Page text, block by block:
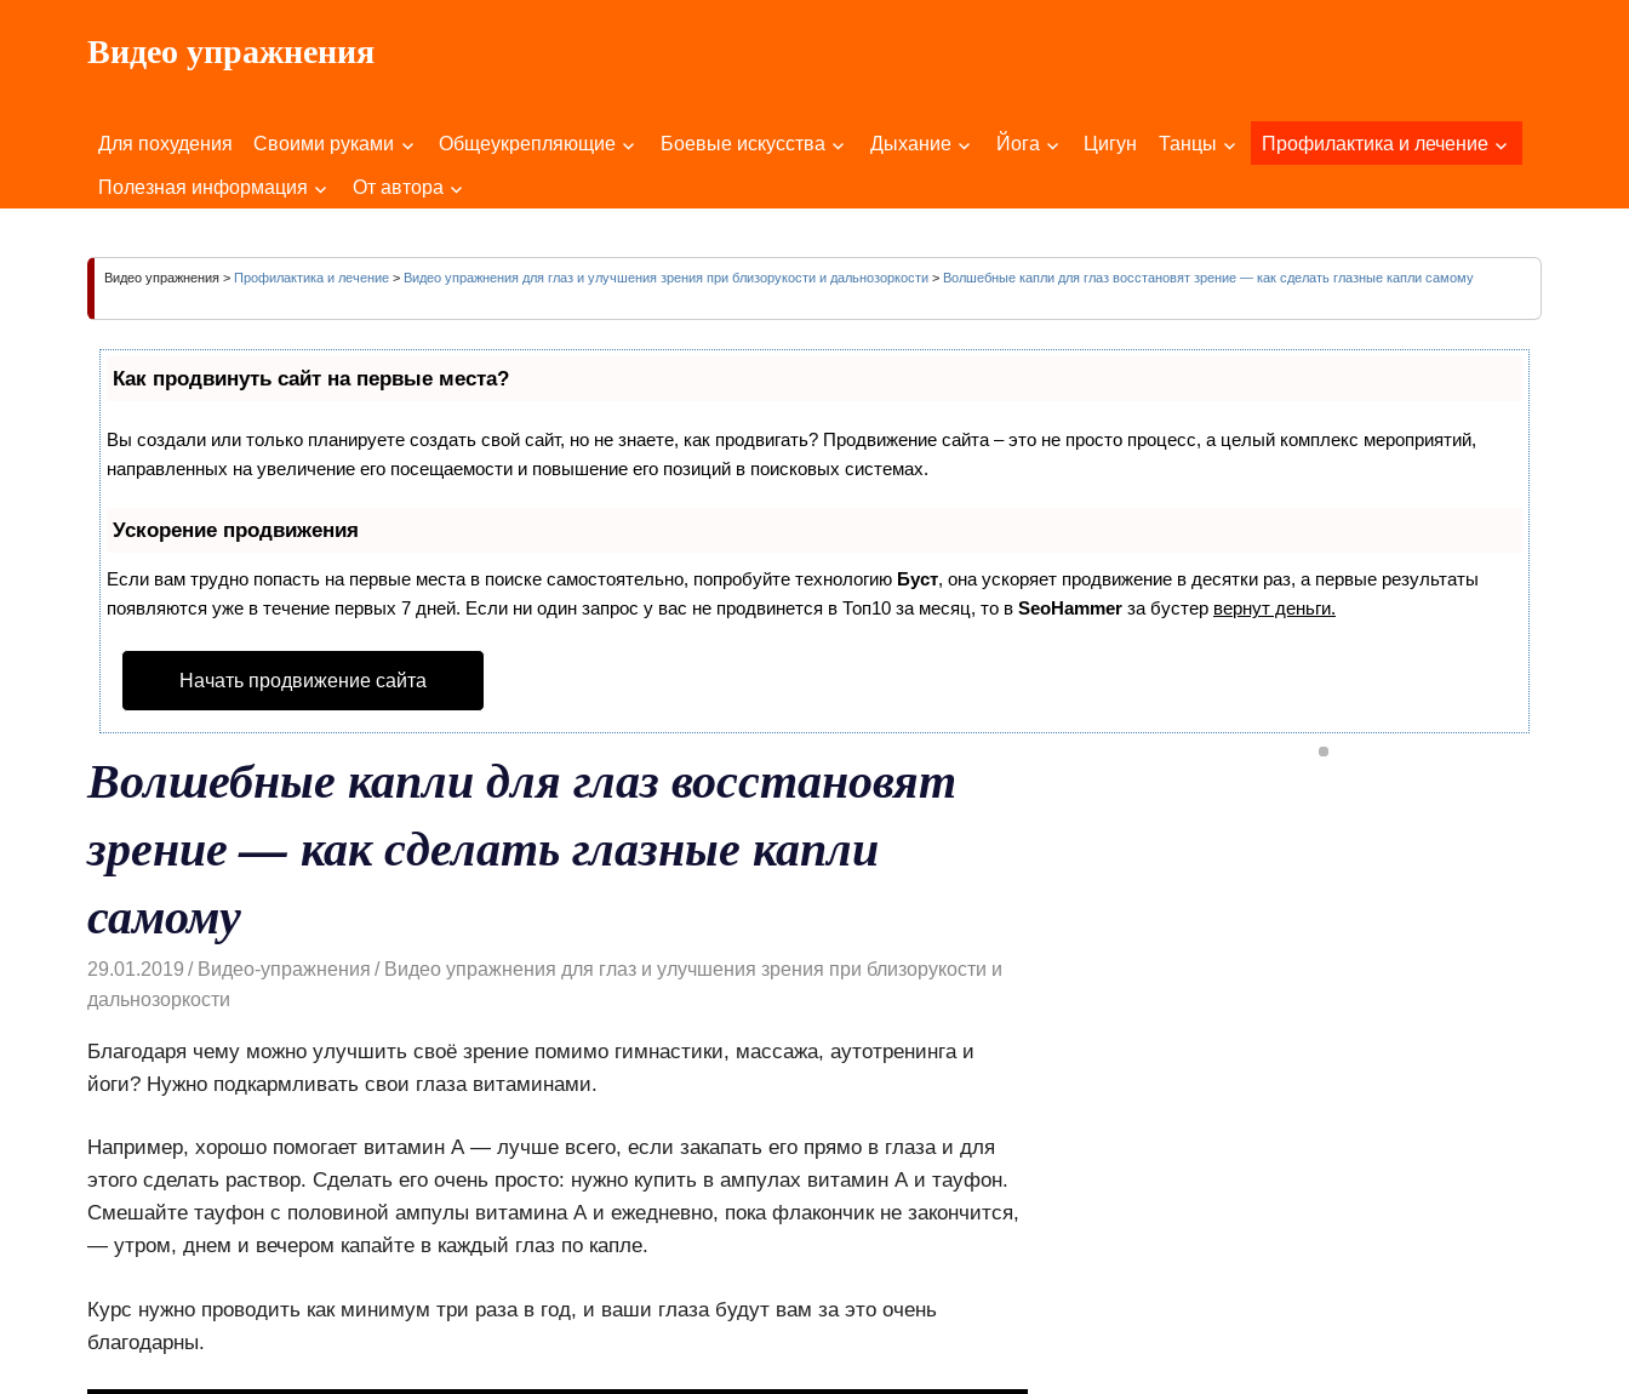
содержимому
Видео упражнения
Вашего
Для похудения Своими руками Общеукрепляющие Боевые искусства Дыхание Йога Цигун Танцы Профилактика и лечение
Полезная информация От автора
Видео упражнения > Профилактика и лечение > Видео упражнения для глаз и улучшения зрения при близорукости и дальнозоркости > Волшебные капли для глаз восстановят зрение — как сделать глазные капли самому
Как продвинуть сайт на первые места?
Вы создали или только планируете создать свой сайт, но не знаете, как продвигать? Продвижение сайта – это не просто процесс, а целый комплекс мероприятий,
направленных на увеличение его посещаемости и повышение его позиций в поисковых системах.
Ускорение продвижения
Если вам трудно попасть на первые места в поиске самостоятельно, попробуйте технологию Буст, она ускоряет продвижение в десятки раз, а первые результаты
появляются уже в течение первых 7 дней. Если ни один запрос у вас не продвинется в Топ10 за месяц, то в SeoHammer за бустер вернут деньги.
Начать продвижение сайта
Волшебные капли для глаз восстановят
зрение — как сделать глазные капли
самому
29.01.2019 Видео-упражнения
Видео упражнения для глаз и улучшения зрения при близорукости и
дальнозоркости
Благодаря чему можно улучшить своё зрение помимо гимнастики, массажа, аутотренинга и
йоги? Нужно подкармливать свои глаза витаминами.
Например, хорошо помогает витамин А — лучше всего, если закапать его прямо в глаза и для
этого сделать раствор. Сделать его очень просто: нужно купить в ампулах витамин А и тауфон.
Cмешайте тауфон с половиной ампулы витамина А и ежедневно, пока флакончик не закончится,
— утром, днем и вечером капайте в каждый глаз по капле.
Курс нужно проводить как минимум три раза в год, и ваши глаза будут вам за это очень
благодарны.